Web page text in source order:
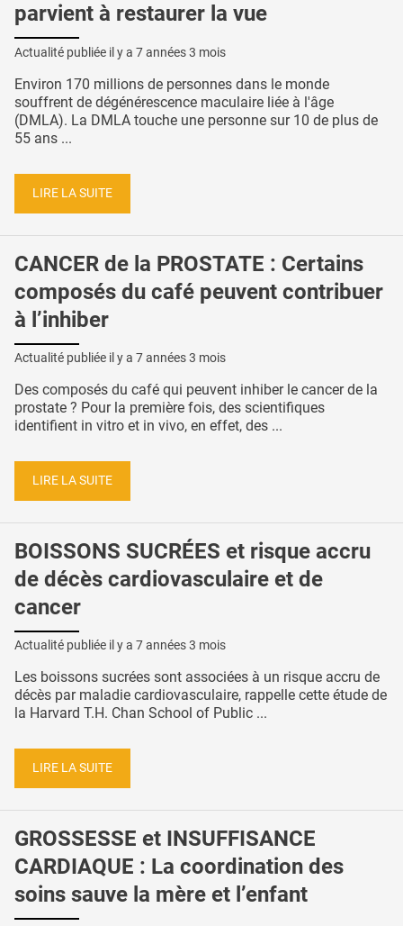
parvient à restaurer la vue
Actualité publiée il y a 7 années 3 mois
Environ 170 millions de personnes dans le monde
souffrent de dégénérescence maculaire liée à l'âge
(DMLA). La DMLA touche une personne sur 10 de plus de
55 ans ...
LIRE LA SUITE
CANCER de la PROSTATE : Certains
composés du café peuvent contribuer
à l’inhiber
Actualité publiée il y a 7 années 3 mois
Des composés du café qui peuvent inhiber le cancer de la
prostate ? Pour la première fois, des scientifiques
identifient in vitro et in vivo, en effet, des ...
LIRE LA SUITE
BOISSONS SUCRÉES et risque accru
de décès cardiovasculaire et de
cancer
Actualité publiée il y a 7 années 3 mois
Les boissons sucrées sont associées à un risque accru de
décès par maladie cardiovasculaire, rappelle cette étude de
la Harvard T.H. Chan School of Public ...
LIRE LA SUITE
GROSSESSE et INSUFFISANCE
CARDIAQUE : La coordination des
soins sauve la mère et l’enfant